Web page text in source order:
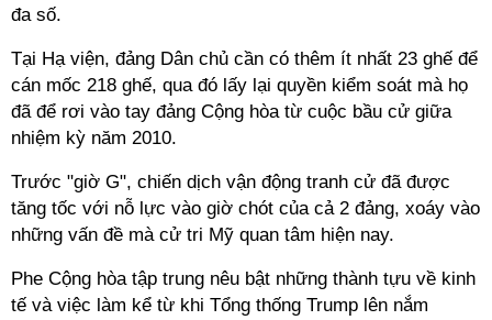
đa số.
Tại Hạ viện, đảng Dân chủ cần có thêm ít nhất 23 ghế để
cán mốc 218 ghế, qua đó lấy lại quyền kiểm soát mà họ
đã để rơi vào tay đảng Cộng hòa từ cuộc bầu cử giữa
nhiệm kỳ năm 2010.
Trước "giờ G", chiến dịch vận động tranh cử đã được
tăng tốc với nỗ lực vào giờ chót của cả 2 đảng, xoáy vào
những vấn đề mà cử tri Mỹ quan tâm hiện nay.
Phe Cộng hòa tập trung nêu bật những thành tựu về kinh
tế và việc làm kể từ khi Tổng thống Trump lên nắm